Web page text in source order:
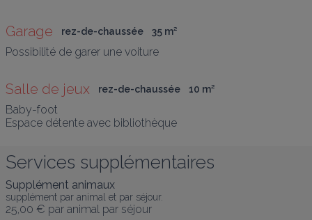
Garage rez-de-chaussée 35 m²
Possibilité de garer une voiture
Salle de jeux rez-de-chaussée 10 m²
Baby-foot
Espace détente avec bibliothèque
Services supplémentaires
Supplément animaux
supplément par animal et par séjour.
25,00 € par animal par séjour